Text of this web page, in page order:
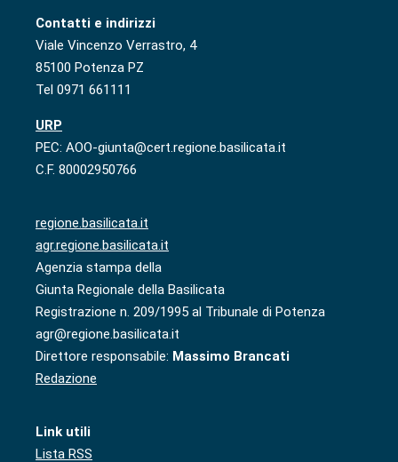
Contatti e indirizzi
Viale Vincenzo Verrastro, 4
85100 Potenza PZ
Tel 0971 661111
URP
PEC: AOO-giunta@cert.regione.basilicata.it
C.F. 80002950766
regione.basilicata.it
agr.regione.basilicata.it
Agenzia stampa della
Giunta Regionale della Basilicata
Registrazione n. 209/1995 al Tribunale di Potenza
agr@regione.basilicata.it
Direttore responsabile: Massimo Brancati
Redazione
Link utili
Lista RSS